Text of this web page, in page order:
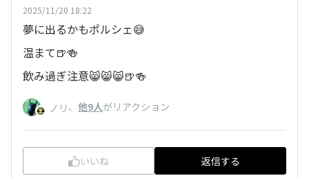
2025/11/20 18:22
夢に出るかもポルシェ😅
温まて🍺🍻
飲み過ぎ注意😸😸😸🍺🍻
ノリ 、 他9人がリアクション
いいね 返信する